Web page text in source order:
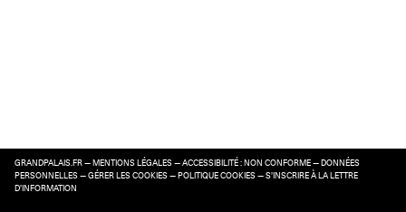
GRANDPALAIS.FR — MENTIONS LÉGALES — ACCESSIBILITÉ : NON CONFORME — DONNÉES
PERSONNELLES — GÉRER LES COOKIES — POLITIQUE COOKIES — S’INSCRIRE À LA LETTRE
D’INFORMATION